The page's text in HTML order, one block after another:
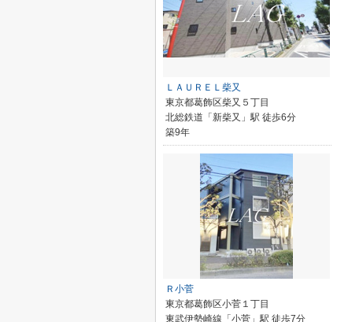
ＬＡＵＲＥＬ柴又
東京都葛飾区柴又５丁目
北総鉄道「新柴又」駅 徒歩6分
築9年
Ｒ小菅
東京都葛飾区小菅１丁目
東武伊勢崎線「小菅」駅 徒歩7分